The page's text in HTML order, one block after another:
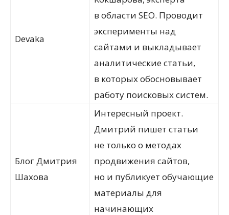
Devaka
в области SEO. Проводит
эксперименты над
сайтами и выкладывает
аналитические статьи,
в которых обосновывает
работу поисковых систем.
Блог Дмитрия
Шахова
Интересный проект.
Дмитрий пишет статьи
не только о методах
продвижения сайтов,
но и публикует обучающие
материалы для
начинающих